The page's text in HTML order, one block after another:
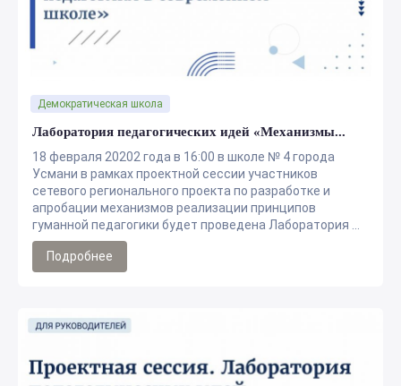
Лаборатория педагогических идей «Механизмы...
18 февраля 20202 года в 16:00 в школе № 4 города
Усмани в рамках проектной сессии участников
сетевого регионального проекта по разработке и
апробации механизмов реализации принципов
гуманной педагогики будет проведена Лаборатория ...
Демократическая школа
Подробнее